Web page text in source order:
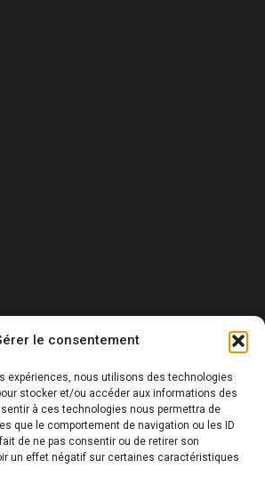
le consentement
expériences, nous utilisons des technologies
stocker et/ou accéder aux informations des
à ces technologies nous permettra de
que le comportement de navigation ou les ID
de ne pas consentir ou de retirer son
un effet négatif sur certaines caractéristiques